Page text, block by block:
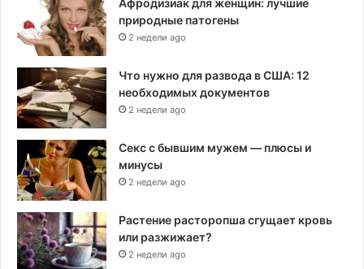
Афродизиак для женщин: лучшие
природные патогены
2 недели ago
Что нужно для развода в США: 12
необходимых документов
2 недели ago
Секс с бывшим мужем — плюсы и
минусы
2 недели ago
Растение расторопша сгущает кровь
или разжижает?
2 недели ago